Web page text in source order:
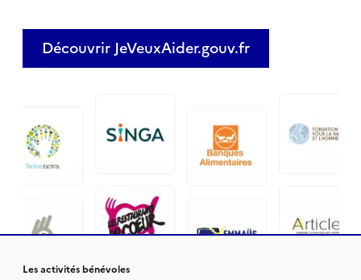
Découvrir JeVeuxAider.gouv.fr
Les activités bénévoles